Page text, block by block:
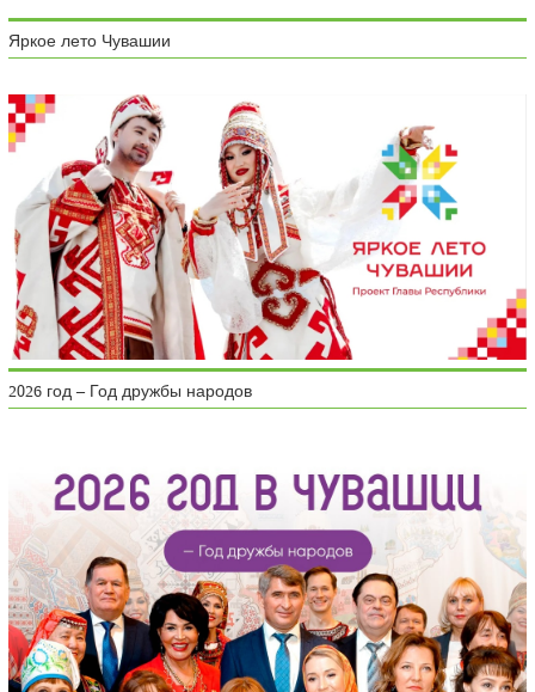
Яркое лето Чувашии
2026 год – Год дружбы народов